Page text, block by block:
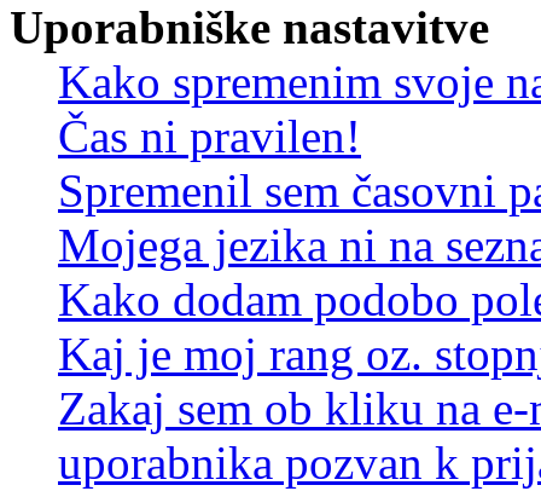
Uporabniške nastavitve
Kako spremenim svoje
Čas ni pravilen!
Spremenil sem časovni
Mojega jezika ni na
Kako dodam podobo
Kaj je moj rang oz.
Zakaj sem ob kliku na
uporabnika pozvan k